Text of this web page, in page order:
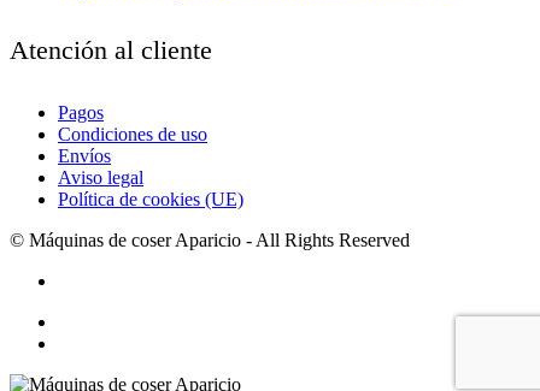
Atención al cliente
Pagos
Condiciones de uso
Envíos
Aviso legal
Política de cookies (UE)
© Máquinas de coser Aparicio - All Rights Reserved